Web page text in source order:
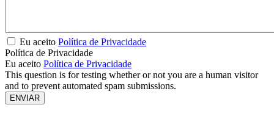
Eu aceito Política de Privacidade
Política de Privacidade
Eu aceito Política de Privacidade
This question is for testing whether or not you are a human visitor
and to prevent automated spam submissions.